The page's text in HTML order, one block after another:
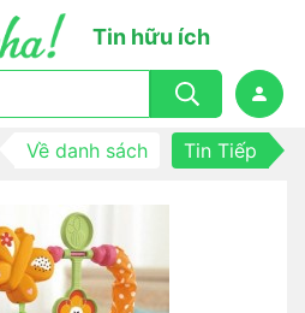
Tin hữu ích
Về danh sách Tin Tiếp